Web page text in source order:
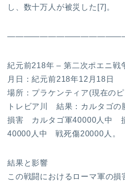
し、数十万人が被災した[7]。
紀元前218年 – 第二次ポエニ戦
月日：紀元前218年12月18日
場所：プラケンティア(現在の
トレビア川 結果：カルタゴの
損害 カルタゴ軍40000人中
40000人中 戦死傷20000人。
結果と影響
この戦闘におけるローマ軍の損